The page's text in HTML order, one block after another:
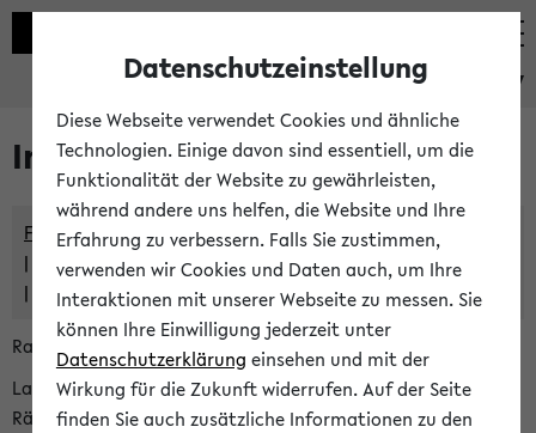
eKVV
Im eKVV verwaltete Räume
Freie Räume und Veranstaltungsüberschneidungen
Raumüberschneidungen
Hinweise der zentralen Raumvergabe
Raumanfragen:
raumvergabe@uni-bielefeld.de
Lassen Sie sich alle Räume anzeigen oder suchen Sie nach
Räumen mit bestimmten Eigenschaften:
Datenschutzeinstellung
Diese Webseite verwendet Cookies und ähnliche
Technologien. Einige davon sind essentiell, um die
Funktionalität der Website zu gewährleisten,
während andere uns helfen, die Website und Ihre
Erfahrung zu verbessern. Falls Sie zustimmen,
verwenden wir Cookies und Daten auch, um Ihre
Interaktionen mit unserer Webseite zu messen. Sie
können Ihre Einwilligung jederzeit unter
Datenschutzerklärung einsehen und mit der
Wirkung für die Zukunft widerrufen. Auf der Seite
finden Sie auch zusätzliche Informationen zu den